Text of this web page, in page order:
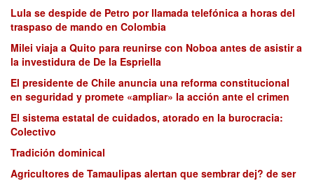
Lula se despide de Petro por llamada telefónica a horas del
traspaso de mando en Colombia
Milei viaja a Quito para reunirse con Noboa antes de asistir a
la investidura de De la Espriella
El presidente de Chile anuncia una reforma constitucional
en seguridad y promete «ampliar» la acción ante el crimen
El sistema estatal de cuidados, atorado en la burocracia:
Colectivo
Tradición dominical
Agricultores de Tamaulipas alertan que sembrar dej? de ser